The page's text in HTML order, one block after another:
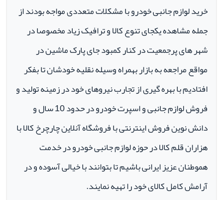
خرید لوازم جانبی خودرو با مشکلات متعددی مواجه بودند از
جمله مشاهده یکجای تنوع کالا و ترافیک زیاد مخصوصا در
شهر های پرجمعیت در کنار کمبود جای پارک ماشین در
مواقع مراجعه به بازار بهمراه وسیله نقلیه خودشان تا بفکر
افتادیم با بهره گیری از تجارب نیروهای خود در زمینه تولید و
فروش لوازم جانبی و اسپرت خودرو در حدود 10 سال و
دانش نوین فروش اینترنتی با فروشگاه آنلاین چارچرخ کالا با
هزاران قلم کالا در حوزه لوازم جانبی خودرو در خدمت
هموطنان عزیز ایرانی باشیم تا بتوانند با خیالی آسوده و در
آرامش کامل کالای خود را تهیه نمایند.